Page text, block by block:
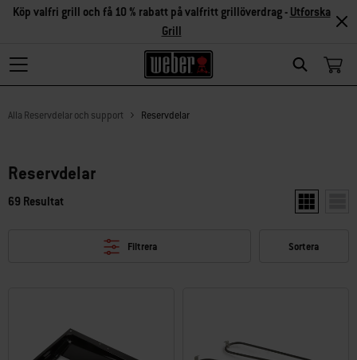
Search
Köp valfri grill och få 10 % rabatt på valfritt grillöverdrag - Utforska
Grill
Alla Reservdelar och support Reservdelar
Reservdelar
69 Resultat Visa två
Filtrera Sortera